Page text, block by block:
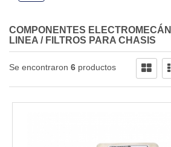
COMPONENTES
LINEA / FILTROS PARA CHASIS
Se encontraron 6 productos